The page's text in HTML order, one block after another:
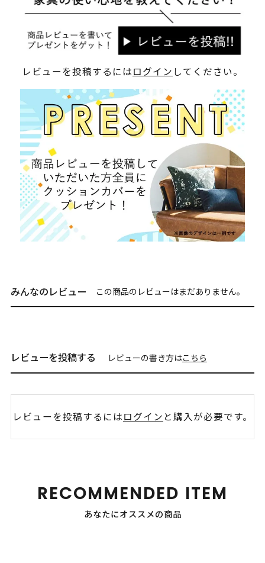
レビューを投稿するにはログイン してください。
みんなのレビュー この商品のレビューはまだありません。
レビューを投稿する レビューの書き方はこちら
レビューを投稿するにはログイン と購入が必要です。
RECOMMENDED ITEM
あなたにオススメの商品